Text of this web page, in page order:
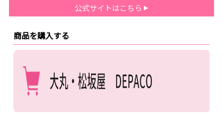
公式サイトはこちら
商品を購入する